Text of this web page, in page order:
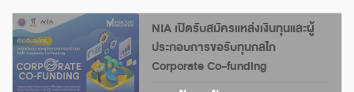
NIA เปิดรับสมัครแหล่งเงินทุนและผู้
ประกอบการขอรับทุนกลไก
Corporate Co-funding